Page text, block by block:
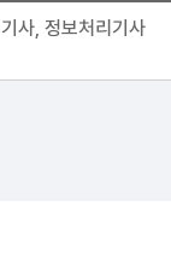
사, 정보처리기사